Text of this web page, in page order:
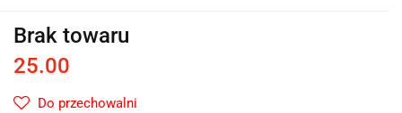
Brak towaru
25.00
Do przechowalni